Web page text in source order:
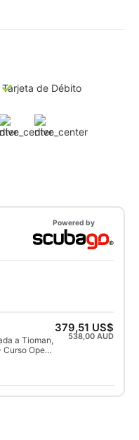
Tarjeta de Débito
Powered by
a Tioman,
parte de
379,51 US$
538,00 AUD